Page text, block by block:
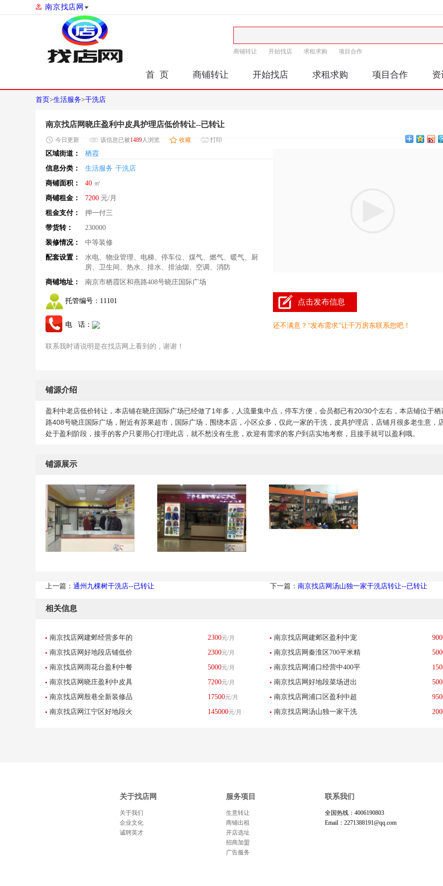
南京找店网
商铺转让 开始找店 求租求购 项目合作
首 页 商铺转让 开始找店 求租求购 项目合作 资
首页>生活服务>干洗店
南京找店网晓庄盈利中皮具护理店低价转让--已转让
今日 更新 该信息已被1489人浏览 收藏 打印
区域街道：
栖霞
信息分类：
生活服务 干洗店
商铺面积：
40 ㎡
商铺租金：
7200 元/月
租金支付：
押一付三
带货转：
230000
装修情况：
中等装修
配套设置：
水电、物业管理、电梯、停车位、煤气、燃气、暖气、厨
房、卫生间、热水、排水、排油烟、空调、消防
商铺地址：
南京市栖霞区和燕路408号晓庄国际广场
托管编号： 11101
电 话：
联系我时请说明是在找店网上看到的，谢谢！
点击发布信息
还不满意？“发布需求”让千万房东联系您吧！
铺源介绍
盈利中老店低价转让，本店铺在晓庄国际广场已经做了1年多，人流量集中点，停车方便，会员都已有20/30个左右，本店铺位于栖
路408号晓庄国际广场，附近有苏果超市，国际广场，围绕本店，小区众多，仅此一家的干洗，皮具护理店，店铺月很多老生意，
处于盈利阶段，接手的客户只要用心打理此店，就不愁没有生意，欢迎有需求的客户到店实地考察，且接手就可以盈利哦。
铺源展示
上一篇： 通州九棵树干洗店--已转让 下一篇： 南京找店网汤山独一家干洗店转让--已转让
相关信息
南京找店网建邺经营多年的
图文店转让--已转让
2300元/月 南京找店网建邺区盈利中宠
物店低价转让--已转让
南京找店网好地段店铺低价
转让《适合任何行业》--已转
2300元/月 南京找店网秦淮区700平米精
装饭店优价转让--已转让
南京找店网雨花台盈利中餐
馆低价急转(任何行业)--已转
5000元/月 南京找店网浦口经营中400平
方生活超市低价转让--已转让
南京找店网晓庄盈利中皮具
护理店低价转让--已转让
7200元/月 南京找店网好地段菜场进出
口位置卤菜店低价转让--已转
南京找店网殷巷全新装修品
牌餐饮店转让--已转让
17500元/月 南京找店网浦口区盈利中超
市加生鲜优价转让--已转让
南京找店网江宁区好地段火 145000元/月 南京找店网汤山独一家干洗
关于找店网
关于我们
企业文化
诚聘英才
服务项目
生意转让
商铺出租
开店选址
招商加盟
广告服务
联系我们
全国热线：4006190803
Email：2271388191@qq.com